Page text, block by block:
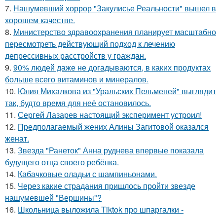
7. Нашумевший хоррор "Закулисье Реальности" вышел в
хорошем качестве.
8. Министерство здравоохранения планирует масштабно
пересмотреть действующий подход к лечению
депрессивных расстройств у граждан.
9. 90% людей даже не догадываются, в каких продуктах
больше всего витаминов и минералов.
10. Юлия Михалкова из "Уральских Пельменей" выглядит
так, будто время для неё остановилось.
11. Сергей Лазарев настоящий эксперимент устроил!
12. Предполагаемый жених Алины Загитовой оказался
женат.
13. Звезда "Ранеток" Анна руднева впервые показала
будущего отца своего ребёнка.
14. Кабачковые оладьи с шампиньонами.
15. Через какие страдания пришлось пройти звезде
нашумевшей "Вершины"?
16. Школьница выложила Tiktok про шпаргалки -